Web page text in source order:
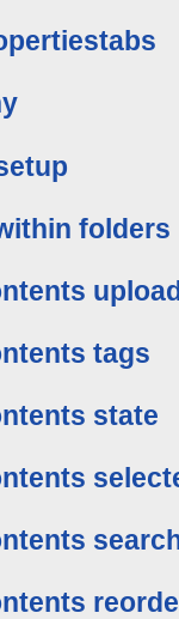
folders
tags
state